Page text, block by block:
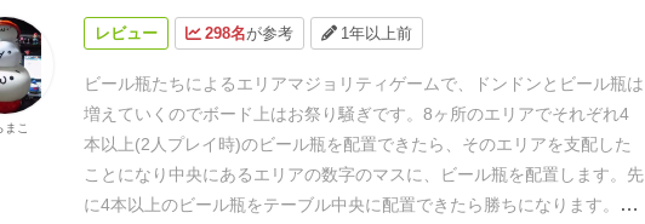
レビュー 298名が参考 1年以上前
ビール瓶たちによるエリアマジョリティゲームで、ドンドンとビール瓶は
増えていくのでボード上はお祭り騒ぎです。8ヶ所のエリアでそれぞれ4
本以上(2人プレイ時)のビール瓶を配置できたら、そのエリアを支配した
ことになり中央にあるエリアの数字のマスに、ビール瓶を配置します。 先
に4本以上のビール瓶をテーブル中央に配置できたら勝ちになります。
手
まこ